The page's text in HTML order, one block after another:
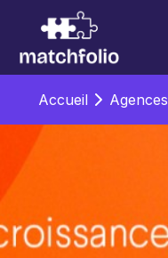
Accueil Agences